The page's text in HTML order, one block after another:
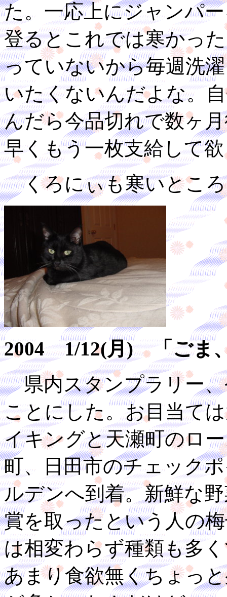
た。一応上にジャンパ
登るとこれでは寒かっ
っていないから毎週洗
いたくないんだよな。
んだら今品切れで数ヶ
早くもう一枚支給して
くろにぃも寒いところ
2004 1/12(月) 「ごま
県内スタンプラリー、
ことにした。お目当て
イキングと天瀬町のロ
町、日田市のチェック
ルデンへ到着。新鮮な
賞を取ったという人の
は相変わらず種類も多
あまり食欲無くちょっ